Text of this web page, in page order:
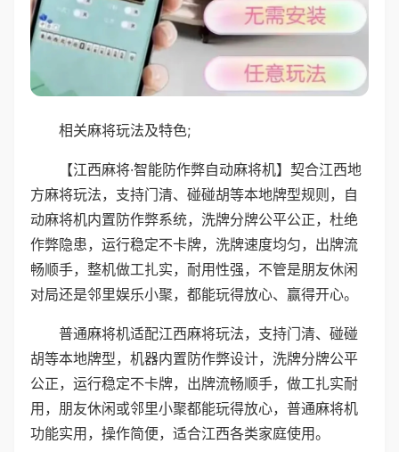
相关麻将玩法及特色;
【江西麻将·智能防作弊自动麻将机】契合江西地
方麻将玩法，支持门清、碰碰胡等本地牌型规则，自
动麻将机内置防作弊系统，洗牌分牌公平公正，杜绝
作弊隐患，运行稳定不卡牌，洗牌速度均匀，出牌流
畅顺手，整机做工扎实，耐用性强，不管是朋友休闲
对局还是邻里娱乐小聚，都能玩得放心、赢得开心。
普通麻将机适配江西麻将玩法，支持门清、碰碰
胡等本地牌型，机器内置防作弊设计，洗牌分牌公平
公正，运行稳定不卡牌，出牌流畅顺手，做工扎实耐
用，朋友休闲或邻里小聚都能玩得放心，普通麻将机
功能实用，操作简便，适合江西各类家庭使用。